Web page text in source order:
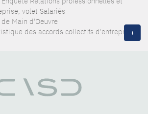
volet Salariés
Main d'Oeuvre
des accords collectifs d'entreprise
+